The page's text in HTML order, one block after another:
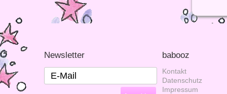
Newsletter babooz
Kontakt
Datenschutz
Impressum